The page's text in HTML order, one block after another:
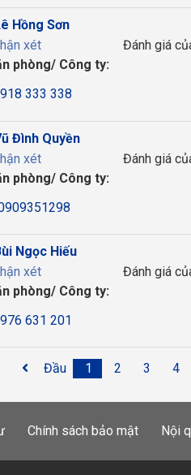
Hồng Sơn
xét
Đánh giá
phòng/ Công ty:
333 338
Đình Quyền
xét
Đánh giá
phòng/ Công ty:
Ngọc Hiếu
xét
Đánh giá
phòng/ Công ty:
631 201
Đầu 1 2 3 4
Chính sách bảo mật Nội